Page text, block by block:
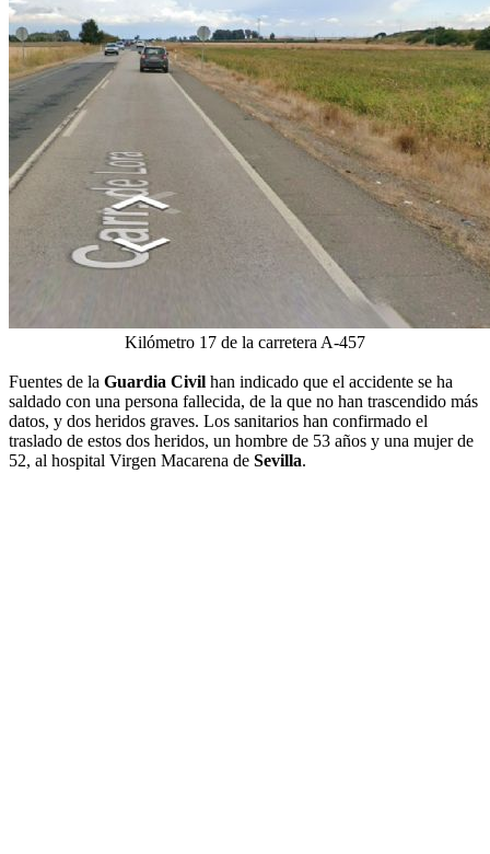
Kilómetro 17 de la carretera A-457
Fuentes de la Guardia Civil han indicado que el accidente se ha
saldado con una persona fallecida, de la que no han trascendido más
datos, y dos heridos graves. Los sanitarios han confirmado el
traslado de estos dos heridos, un hombre de 53 años y una mujer de
52, al hospital Virgen Macarena de Sevilla.